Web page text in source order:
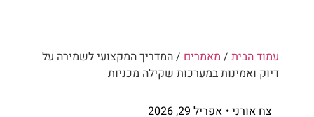
עמוד הבית / מאמרים / המדריך המקצועי לשמירה על
דיוק ואמינות במערכות שקילה מכניות
צח אורני • אפריל 29, 2026